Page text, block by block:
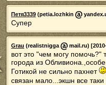
Петя3339 (petia.lozhkin
Супер
Grau (realistnigga mail.ru)
вот это "чем могу
города из
Готикой не сильно пахнет
связан мало...экшн все таки